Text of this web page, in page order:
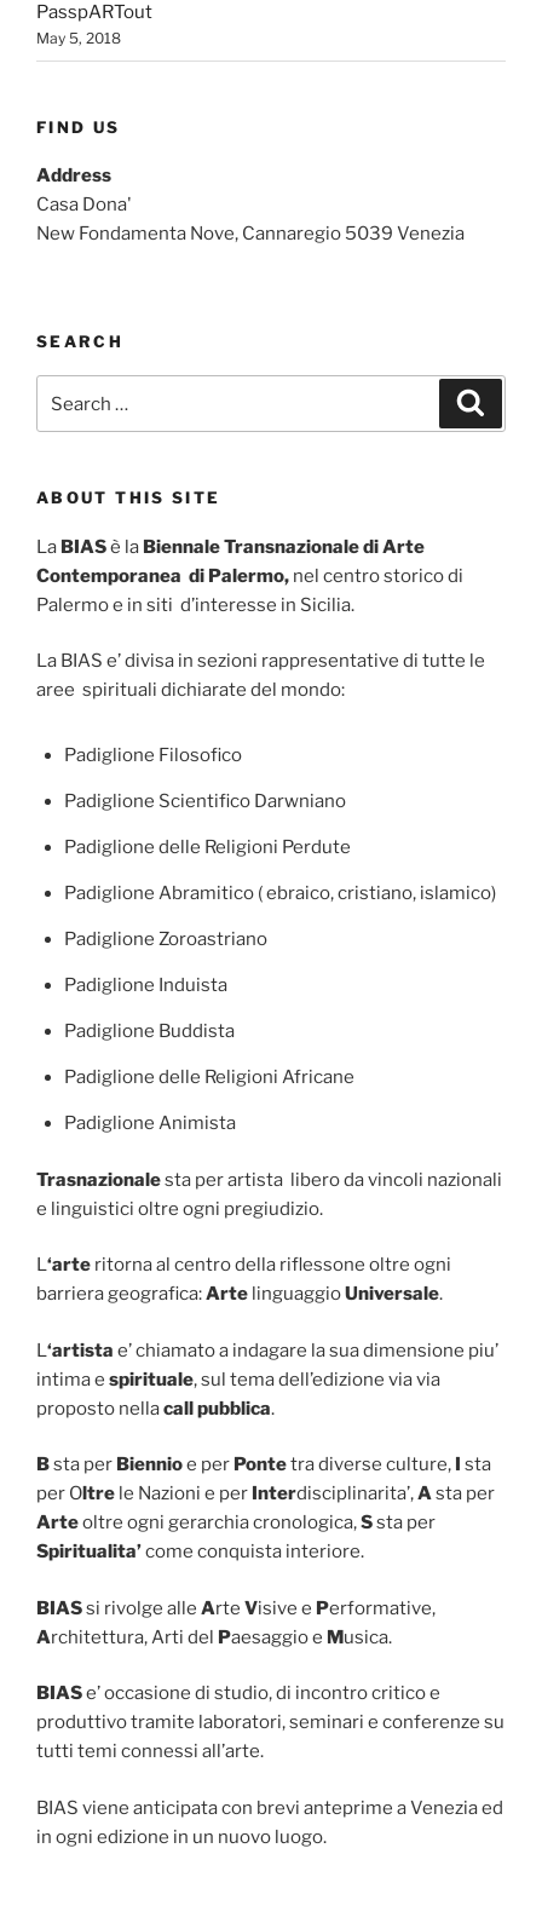
PasspARTout
May 5, 2018
FIND US
Address
Casa Dona'
New Fondamenta Nove, Cannaregio 5039 Venezia
SEARCH
for:
ABOUT THIS SITE
La BIASè la Biennale Transnazionale di Arte
Contemporanea di Palermo, nel centro storico di
Palermo e in siti d’interesse in Sicilia.
La BIAS e’ divisa in sezioni rappresentative di tutte le
aree spirituali dichiarate del mondo:
Padiglione Filosofico
Padiglione Scientifico Darwniano
Padiglione delle Religioni Perdute
Padiglione Abramitico ( ebraico, cristiano, islamico)
Padiglione Zoroastriano
Padiglione Induista
Padiglione Buddista
Padiglione delle Religioni Africane
Padiglione Animista
Trasnazionalesta per artista libero da vincoli nazionali
e linguistici oltre ogni pregiudizio.
L‘arte ritorna al centro della riflessone oltre ogni
barriera geografica:Arte linguaggioUniversale.
L ‘artista e’ chiamato a indagare la sua dimensione piu’
intima e spirituale, sul tema dell’edizione via via
proposto nellacall pubblica.
Bsta per Biennioe per Pontetra diverse culture, I sta
per Oltre le Nazioni e per Interdisciplinarita’,Asta per
Arteoltre ogni gerarchia cronologica,Ssta per
Spiritualita’come conquista interiore.
BIASsi rivolge alle Arte Visive e Performative,
Architettura, Arti del Paesaggio e Musica.
BIASe’ occasione di studio, di incontro critico e
produttivo tramite laboratori, seminari e conferenze su
tutti temi connessi all’arte.
BIAS viene anticipata con brevi anteprime a Venezia ed
in ogni edizione in un nuovo luogo.